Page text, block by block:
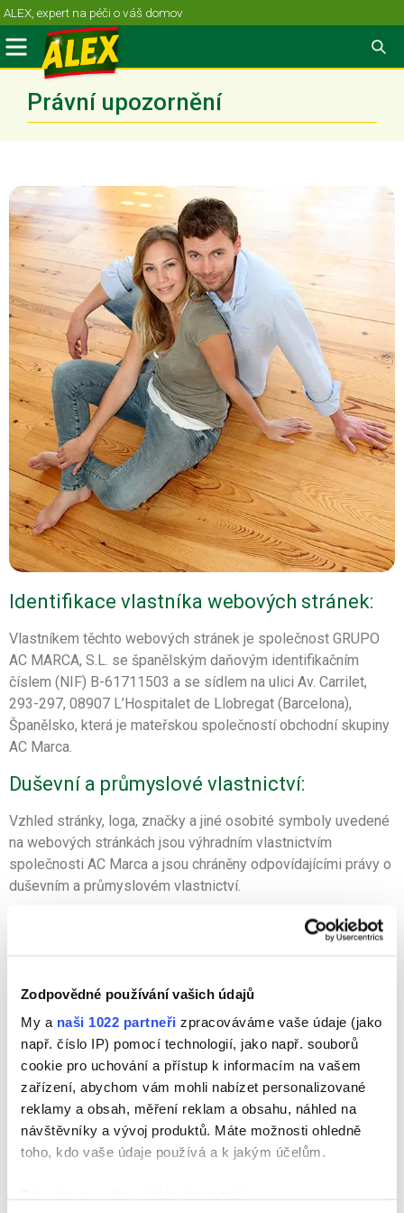
Zodpovědné používání vašich údajů
My a naši 1022 partneři zpracováváme vaše údaje (jako
např. číslo IP) pomocí technologií, jako např. souborů
cookie pro uchování a přístup k informacím na vašem
zařízení, abychom vám mohli nabízet personalizované
reklamy a obsah, měření reklam a obsahu, náhled na
návštěvníky a vývoj produktů. Máte možnosti ohledně
toho, kdo vaše údaje používá a k jakým účelům.
ALEX, expert na péči o váš domov
Právní upozornění
Identifikace vlastníka webových stránek:
Vlastníkem těchto webových stránek je společnost GRUPO
AC MARCA, S.L. se španělským daňovým identifikačním
číslem (NIF) B-61711503 a se sídlem na ulici Av. Carrilet,
293-297, 08907 L’Hospitalet de Llobregat (Barcelona),
Španělsko, která je mateřskou společností obchodní skupiny
AC Marca.
Duševní a průmyslové vlastnictví:
Vzhled stránky, loga, značky a jiné osobité symboly uvedené
na webových stránkách jsou výhradním vlastnictvím
společnosti AC Marca a jsou chráněny odpovídajícími právy o
duševním a průmyslovém vlastnictví.
Odkazy na externí webové stránky:
Marca se zříká jakékoli odpovědnosti za jejich obsah.
Veškerá rizika související s jejich používáním budou výhradní
odpovědností uživatele.
Stejně tak nenese společnost AC Marca odpovědnost za
zákonnost webových stránek třetích stran, ze kterých je
možné získat přístup na tyto webové stránky.
Odpovědnost za obsah: